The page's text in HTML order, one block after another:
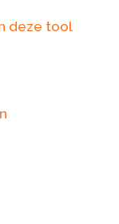
deze tool